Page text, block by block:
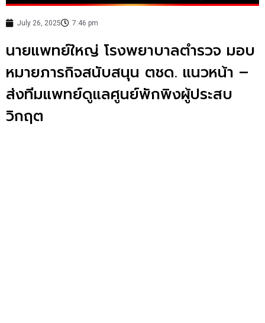
July 26, 2025 7:46 pm
นายแพทย์ใหญ่ โรงพยาบาลตำรวจ มอบ
หมายภารกิจสนับสนุน ตชด. แนวหน้า –
ส่งทีมแพทย์ดูแลศูนย์พักพิงผู้ประสบ
วิกฤต